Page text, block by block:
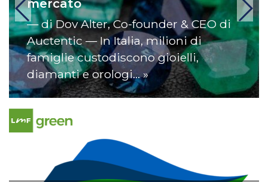
mercato
— di Dov Alter, Co-founder & CEO di
Auctentic — In Italia, milioni di
famiglie custodiscono gioielli,
diamanti e orologi… »